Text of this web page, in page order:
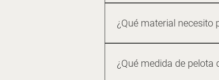
ejercicio.
¿Qué material necesito
25cm Blocks de yoga.
sentarte en cualquier
¿Qué medida de